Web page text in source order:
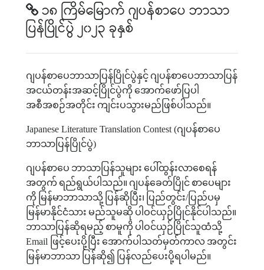
၁၈ ကြိမ်မြောက် ဂျပန်စာပေ ဘာသာ
ပြန်ပြိုင်ပွဲ ၂၀၂၃ ခုနှစ်
ဂျပန်စာပေဘာသာပြန်ပြိုင်ပွဲနှင့် ဂျပန်စာပေဘာသာပြန်
အငယ်တန်းအဆင့်ပြိုင်ပွဲကို အောက်ဖော်ပြပါ
အစီအစဉ်အတိုင်း ကျင်းပသွားမည်ဖြစ်ပါသည်။
Japanese Literature Translation Contest (ဂျပန်စာပေ
ဘာသာပြန်ပြိုင်ပွဲ)
ဂျပန်စာပေ ဘာသာပြန်သူများ ပေါ်ထွန်းလာစေရန်
အတွက် ရည်ရွယ်ပါသည်။ ဂျပန်ခေတ်ပြိုင် စာပေများ
ကို မြန်မာဘာသာသို့ ပြန်ဆိုပြီး၊ ပြည်တွင်း/ပြည်ပမှ
မြန်မာနိုင်ငံသား မည်သူမဆို ပါဝင်ယှဉ်ပြိုင်နိုင်ပါသည်။
ဘာသာပြန်ဆိုရမည့် စာမူကို ပါဝင်ယှဉ်ပြိုင်သူထံသို့
Email ဖြင့်ပေးပို့ပြီး အောက်ပါသတ်မှတ်ကာလ အတွင်း
မြန်မာဘာသာ ပြန်ဆို၍ ပြန်လည်ပေးပို့ရပါမည်။